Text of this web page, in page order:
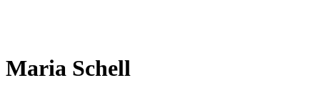
Maria Schell